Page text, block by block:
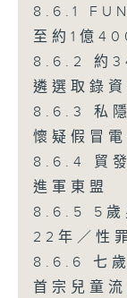
8.6.1
至約1億
8.6.2 約
遴選取錄資
8.6.3 私隱
懷疑假冒
8.6.4 貿發
進軍東盟
8.6.5 5歲
22年／性
8.6.6 七歲
首宗兒童